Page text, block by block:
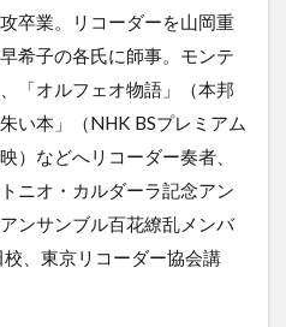
卒業。リコーダーを山岡重
希子の各氏に師事。モンテ
「オルフェオ物語」（本邦
い本」（NHK BSプレミアム
）などへリコーダー奏者、
ニオ・カルダーラ記念アン
ンサンブル百花繚乱メンバ
、東京リコーダー協会講